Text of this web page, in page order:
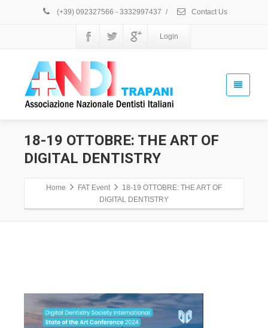
(+39) 092327566 - 3332997437 / Contact Us
Login
18-19 OTTOBRE: THE ART OF
DIGITAL DENTISTRY
Home FAT Event
18-19 OTTOBRE: THE ART OF
DIGITAL DENTISTRY
OTTOBRE:
THE
ART
OF
DIGITAL
12:05
18
2024
12:05